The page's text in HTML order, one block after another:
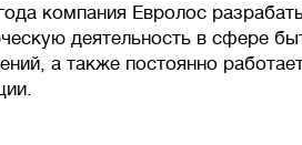
компания Евролос
деятельность в сфере
а также постоянно